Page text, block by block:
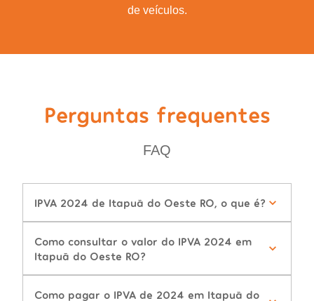
de veículos.
Perguntas frequentes
FAQ
IPVA 2024 de Itapuã do Oeste RO, o que é?
Como consultar o valor do IPVA 2024 em
Itapuã do Oeste RO?
Como pagar o IPVA de 2024 em Itapuã do